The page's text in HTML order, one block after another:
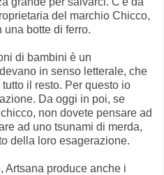
del marchio Chicco,
botte di ferro.
di bambini è un
in senso letterale, che
il resto. Per questo io
Da oggi in poi, se
non dovete pensare ad
ad uno tsunami di merda,
della loro esagerazione.
Artsana produce anche i